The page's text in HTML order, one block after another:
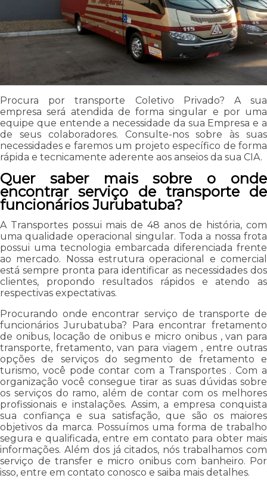
Procura por transporte Coletivo Privado? A sua
empresa será atendida de forma singular e por uma
equipe que entende a necessidade da sua Empresa e a
de seus colaboradores. Consulte-nos sobre às suas
necessidades e faremos um projeto específico de forma
rápida e tecnicamente aderente aos anseios da sua CIA.
Quer saber mais sobre o onde
encontrar serviço de transporte de
funcionários Jurubatuba?
A Transportes possui mais de 48 anos de história, com
uma qualidade operacional singular. Toda a nossa frota
possui uma tecnologia embarcada diferenciada frente
ao mercado. Nossa estrutura operacional e comercial
está sempre pronta para identificar as necessidades dos
clientes, propondo resultados rápidos e atendo as
respectivas expectativas.
Procurando onde encontrar serviço de transporte de
funcionários Jurubatuba? Para encontrar fretamento
de onibus, locação de onibus e micro onibus , van para
transporte, fretamento, van para viagem , entre outras
opções de serviços do segmento de fretamento e
turismo, você pode contar com a Transportes . Com a
organização você consegue tirar as suas dúvidas sobre
os serviços do ramo, além de contar com os melhores
profissionais e instalações. Assim, a empresa conquista
sua confiança e sua satisfação, que são os maiores
objetivos da marca. Possuímos uma forma de trabalho
segura e qualificada, entre em contato para obter mais
informações. Além dos já citados, nós trabalhamos com
serviço de transfer e micro onibus com banheiro. Por
isso, entre em contato conosco e saiba mais detalhes.